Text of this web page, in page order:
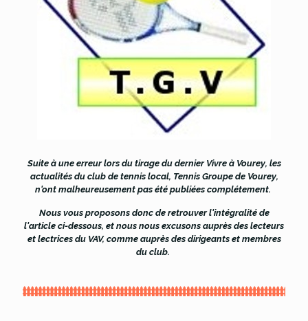
Suite à une erreur lors du tirage du dernier Vivre à Vourey, les
actualités du club de tennis local, Tennis Groupe de Vourey,
n'ont malheureusement pas été publiées complétement.
Nous vous proposons donc de retrouver l'intégralité de
l'article ci-dessous, et nous nous excusons auprès des lecteurs
et lectrices du VAV, comme auprès des dirigeants et membres
du club.